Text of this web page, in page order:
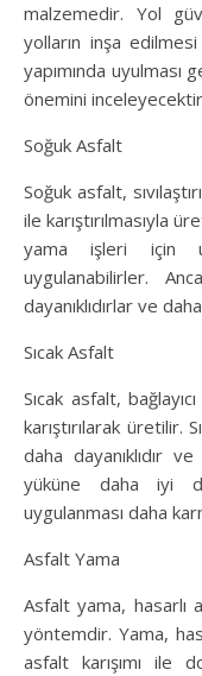
malzemedir. Yol
yolların inşa
yapımında uyulması
önemini
Soğuk Asfalt
Soğuk asfalt,
ile karıştırılmasıyla
yama işleri için
uygulanabilirler.
dayanıklıdırlar ve
Sıcak Asfalt
Sıcak asfalt,
karıştırılarak üretilir.
daha dayanıklıdır
yüküne daha iyi
uygulanması daha
Asfalt Yama
Asfalt yama, hasarlı
yöntemdir. Yama,
asfalt karışımı ile